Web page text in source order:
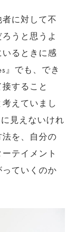
に対して不
うと思うよ
るときに感
』でも、でき
すること
えていまし
見えないけれ
を、自分の
テイメント
ていくのか